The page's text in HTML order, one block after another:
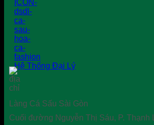
Hệ Thống Đại Lý
Làng Cá Sấu Sài Gòn
Cuối đường Nguyễn Thị Sáu, P. Thạnh